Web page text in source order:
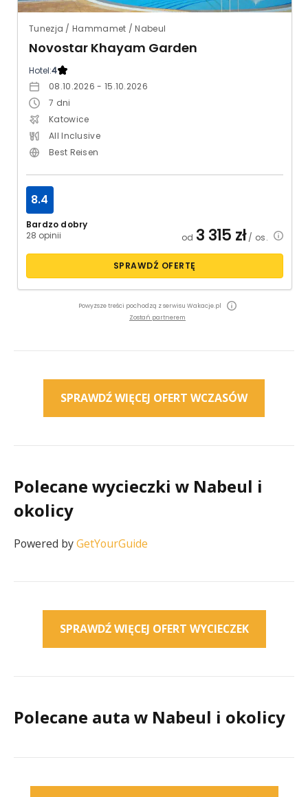
Tunezja / Hammamet / Nabeul
Novostar Khayam Garden
Hotel:4
08.10.2026 - 15.10.2026
7 dni
Katowice
All Inclusive
Best Reisen
Bardzo dobry
28 opinii
8.4
od 3 315 zł/ os.
SPRAWDŹ OFERTĘ
Powyższe treści pochodzą z serwisu Wakacje.pl
Zostań partnerem
SPRAWDŹ WIĘCEJ OFERT WCZASÓW
Polecane wycieczki w Nabeul i
okolicy
Powered byGetYourGuide
SPRAWDŹ WIĘCEJ OFERT WYCIECZEK
Polecane auta w Nabeul i okolicy